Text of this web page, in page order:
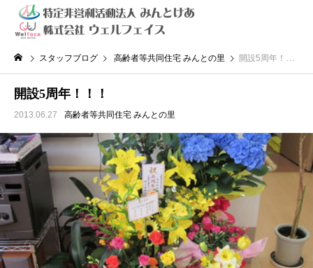
スタッフブログ 高齢者等共同住宅 みんとの里 開設5周年！！！
開設5周年！！！
2013.06.27 高齢者等共同住宅 みんとの里